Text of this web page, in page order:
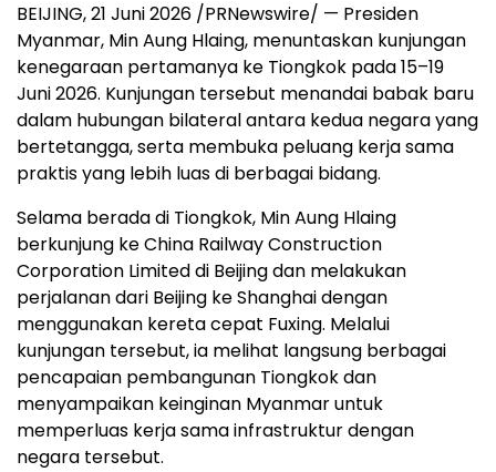
BEIJING, 21 Juni 2026 /PRNewswire/ — Presiden
Myanmar, Min Aung Hlaing, menuntaskan kunjungan
kenegaraan pertamanya ke Tiongkok pada 15–19
Juni 2026. Kunjungan tersebut menandai babak baru
dalam hubungan bilateral antara kedua negara yang
bertetangga, serta membuka peluang kerja sama
praktis yang lebih luas di berbagai bidang.
Selama berada di Tiongkok, Min Aung Hlaing
berkunjung ke China Railway Construction
Corporation Limited di Beijing dan melakukan
perjalanan dari Beijing ke Shanghai dengan
menggunakan kereta cepat Fuxing. Melalui
kunjungan tersebut, ia melihat langsung berbagai
pencapaian pembangunan Tiongkok dan
menyampaikan keinginan Myanmar untuk
memperluas kerja sama infrastruktur dengan
negara tersebut.